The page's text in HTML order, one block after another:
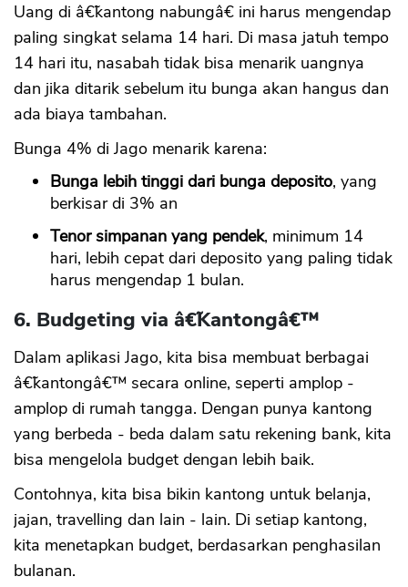
Uang di â€˜kantong nabungâ€ ini harus mengendap
paling singkat selama 14 hari. Di masa jatuh tempo
14 hari itu, nasabah tidak bisa menarik uangnya
dan jika ditarik sebelum itu bunga akan hangus dan
ada biaya tambahan.
Bunga 4% di Jago menarik karena:
Bunga lebih tinggi dari bunga deposito, yang
berkisar di 3% an
Tenor simpanan yang pendek, minimum 14
hari, lebih cepat dari deposito yang paling tidak
harus mengendap 1 bulan.
6. Budgeting via â€˜Kantongâ€™
Dalam aplikasi Jago, kita bisa membuat berbagai
â€˜kantongâ€™ secara online, seperti amplop -
amplop di rumah tangga. Dengan punya kantong
yang berbeda - beda dalam satu rekening bank, kita
bisa mengelola budget dengan lebih baik.
Contohnya, kita bisa bikin kantong untuk belanja,
jajan, travelling dan lain - lain. Di setiap kantong,
kita menetapkan budget, berdasarkan penghasilan
bulanan.